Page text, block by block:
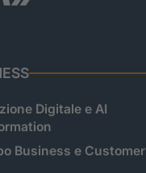
Digitale e AI
Business e Customer